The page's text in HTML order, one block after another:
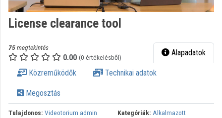
Bejelentkezés
Intézményi felfedezés
Kategóriák
Intézményi listák
Intézmények
Közreműködők
License clearance tool
75megtekintés
0.00 (0 értékelésből) Alapadatok
Közreműködők Technikai adatok
Megosztás
Tulajdonos: Videotorium admin Kategóriák: Alkalmazott